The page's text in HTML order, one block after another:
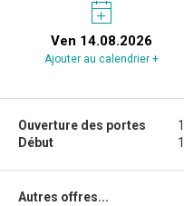
Ven 14.08.2026
Ajouter au calendrier +
Ouverture des portes
Début
Autres offres...